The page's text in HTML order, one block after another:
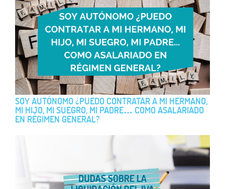
SOY AUTÓNOMO ¿PUEDO CONTRATAR A MI HERMANO,
MI HIJO, MI SUEGRO, MI PADRE… COMO ASALARIADO
EN RÉGIMEN GENERAL?